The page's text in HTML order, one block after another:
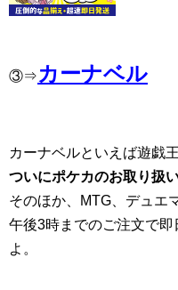
③⇒ カーナベル
カーナベルといえば遊戯王
ついにポケカのお取り扱
そのほか、MTG、デュエ
午後3時までのご注文で
よ。